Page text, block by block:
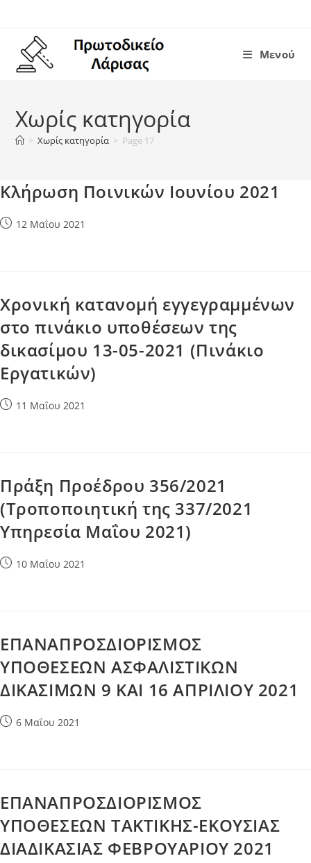
content
Μενού
Χωρίς κατηγορία
> Χωρίς κατηγορία > Page 17
Κλήρωση Ποινικών Ιουνίου 2021
Post12 Μαΐου 2021
Χρονική κατανομή εγγεγραμμένων
στο πινάκιο υποθέσεων της
δικασίμου 13-05-2021 (Πινάκιο
Εργατικών)
Post11 Μαΐου 2021
Πράξη Προέδρου 356/2021
(Τροποποιητική της 337/2021
Υπηρεσία Μαΐου 2021)
Post10 Μαΐου 2021
ΕΠΑΝΑΠΡΟΣΔΙΟΡΙΣΜΟΣ
ΥΠΟΘΕΣΕΩΝ ΑΣΦΑΛΙΣΤΙΚΩΝ
ΔΙΚΑΣΙΜΩΝ 9 ΚΑΙ 16 ΑΠΡΙΛΙΟΥ 2021
Post6 Μαΐου 2021
ΕΠΑΝΑΠΡΟΣΔΙΟΡΙΣΜΟΣ
ΥΠΟΘΕΣΕΩΝ ΤΑΚΤΙΚΗΣ-ΕΚΟΥΣΙΑΣ
ΔΙΑΔΙΚΑΣΙΑΣ ΦΕΒΡΟΥΑΡΙΟΥ 2021